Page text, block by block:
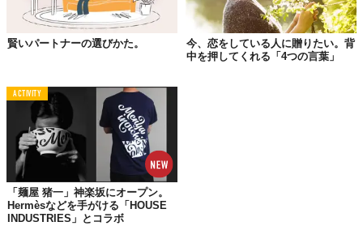
人は近しい人にほど素の自分を見せます。例えば、短気でわがま
まで嘘つきで、傷つきやすくヒステリックな性格持っていたとし
ても、自分を全く知らない赤の他人には決してその部分は見せま
賢いパートナーの選びかた。
今、恋をしている人に贈りたい。背
中を押してくれる「4つの言葉」
ACTIVITY
「麺屋 猪一」神楽坂にオープン。
Hermèsなどを手がける「HOUSE
INDUSTRIES」とコラボ